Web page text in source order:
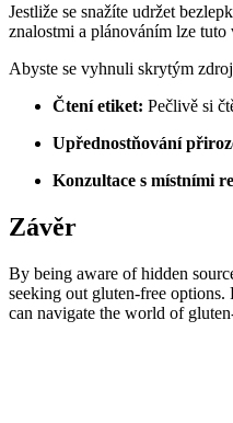
Jestliže se snažíte udržet
znalostmi a plánováním lze
Abyste se vyhnuli skrytým
Čtení etiket: Pečlivě si
Upřednostňování
Konzultace s místními
Závěr
By being aware of hidden
seeking out gluten-free options.
can navigate the world of